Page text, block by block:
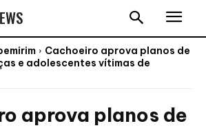
Cachoeiro aprova planos de
e adolescentes vítimas de
aprova planos de